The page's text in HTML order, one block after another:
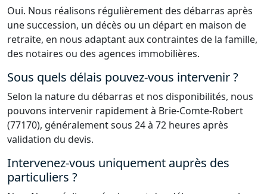
Oui. Nous réalisons régulièrement des débarras après
une succession, un décès ou un départ en maison de
retraite, en nous adaptant aux contraintes de la famille,
des notaires ou des agences immobilières.
Sous quels délais pouvez-vous intervenir ?
Selon la nature du débarras et nos disponibilités, nous
pouvons intervenir rapidement à Brie-Comte-Robert
(77170), généralement sous 24 à 72 heures après
validation du devis.
Intervenez-vous uniquement auprès des
particuliers ?